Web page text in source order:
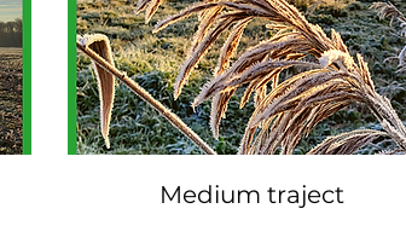
Medium traject